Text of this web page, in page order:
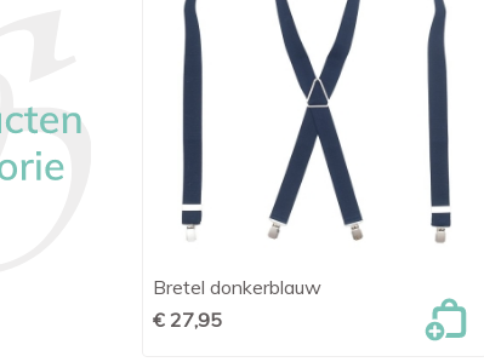
 Snel bekijken
Bretel donkerblauw
€ 27,95